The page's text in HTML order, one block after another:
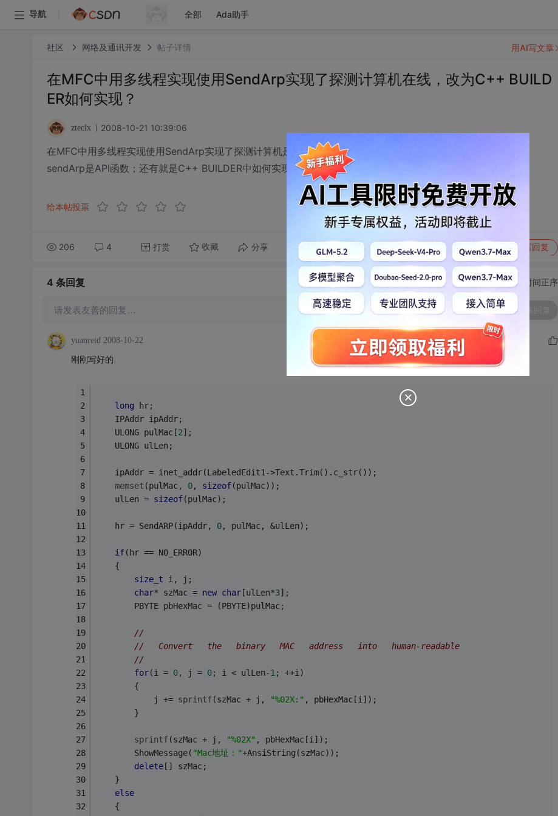
导航 全部 Ada助手
社区 网络及通讯开发 帖子详情
在MFC中用多线程实现使用SendArp实现了探测计算机在线，改为C++ BUILD
ER如何实现？
zteclx 2008-10-21 10:39:06
在MFC中用多线程实现使用SendArp实现了探测计算机是否在线，如何修改为C++ BUILDER？
sendArp是API函数；还有就是C++ BUILDER中如何实现多线程？
给本帖投票
206 4 打赏 收藏 分享 转发到动态 举报 写回复
用AI写文章
4 条回复 切换为时间正序
请发表友善的回复… 发表回复
yuanreid 2008-10-22
刚刚写好的
long hr;
    IPAddr ipAddr;
    ULONG pulMac[
2];
    ULONG ulLen;
    ipAddr = inet_addr(LabeledEdit1->Text.Trim().c_str());
memset (pulMac, 0, sizeof(pulMac));
    ulLen =
sizeof(pulMac);
    hr = SendARP(ipAddr,
0, pulMac, &ulLen);
if(hr == NO_ERROR)
    {
size_t i, j;
char* szMac = new char[ulLen*3];
        PBYTE pbHexMac = (PBYTE)pulMac;
//
//   Convert   the   binary   MAC   address   into   human-readable
//
for(i = 0, j = 0; i < ulLen-1 ; ++i)
        {
            j +=
sprintf (szMac + j, "%02X:" , pbHexMac[i]);
        }
sprintf (szMac + j, "%02X" , pbHexMac[i]);
        ShowMessage(
"Mac地址："+AnsiString(szMac));
delete[] szMac;
    }
else
    {